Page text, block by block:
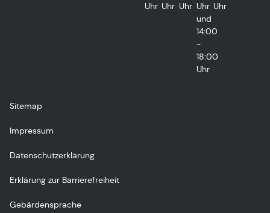
Uhr Uhr Uhr Uhr
und
14:00
-
18:00
Uhr
Uhr
Sitemap
Impressum
Datenschutzerklärung
Erklärung zur Barrierefreiheit
Gebärdensprache